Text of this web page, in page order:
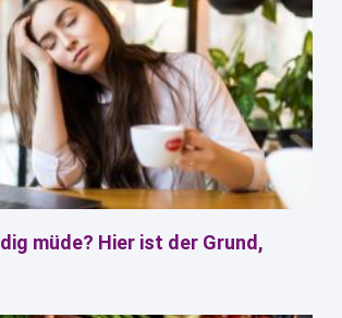
müde? Hier ist der Grund,